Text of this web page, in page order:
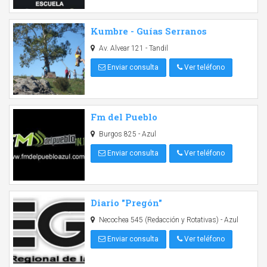
Kumbre - Guías Serranos
Av. Alvear 121 - Tandil
Enviar consulta Ver teléfono
Fm del Pueblo
Burgos 825 - Azul
Enviar consulta Ver teléfono
Diario "Pregón"
Necochea 545 (Redacción y Rotativas) - Azul
Enviar consulta Ver teléfono